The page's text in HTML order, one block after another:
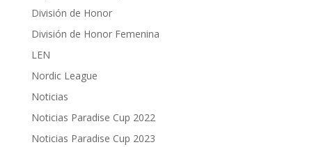
División de Honor
División de Honor Femenina
LEN
Nordic League
Noticias
Noticias Paradise Cup 2022
Noticias Paradise Cup 2023